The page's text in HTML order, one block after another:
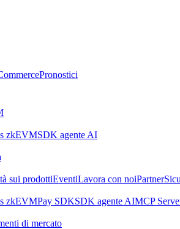
Pronostici
zkEVMSDK agente AI
sui prodottiEventiLavora con noiPartner
zkEVMPay SDKSDK agente AIMCP
di mercato